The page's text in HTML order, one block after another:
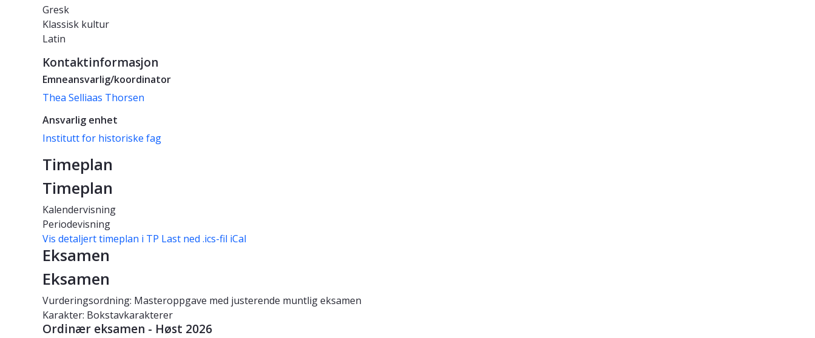
Gresk
Klassisk kultur
Latin
Kontaktinformasjon
Emneansvarlig/koordinator
Thea Selliaas Thorsen
Ansvarlig enhet
Institutt for historiske fag
Timeplan
Timeplan
Kalendervisning
Periodevisning
Vis detaljert timeplan i TP Last ned .ics-fil iCal
Eksamen
Eksamen
Vurderingsordning: Masteroppgave med justerende muntlig eksamen
Karakter: Bokstavkarakterer
Ordinær eksamen - Høst 2026